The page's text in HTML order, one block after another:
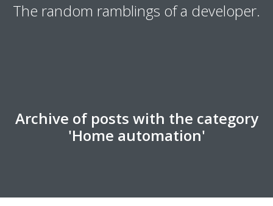
The random ramblings of a developer.
Archive of posts with the category
'Home automation'